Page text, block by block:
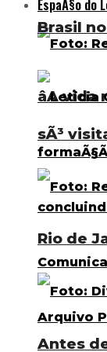
EspaÃ§o do
âA
sÃ³
Rio de
Antes
Brasil